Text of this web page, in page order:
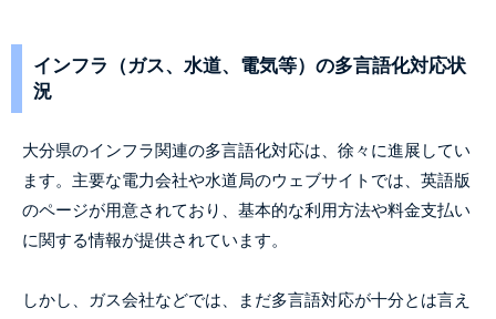
インフラ（ガス、水道、電気等）の多言語化対応状
況
大分県のインフラ関連の多言語化対応は、徐々に進展してい
ます。主要な電力会社や水道局のウェブサイトでは、英語版
のページが用意されており、基本的な利用方法や料金支払い
に関する情報が提供されています。
しかし、ガス会社などでは、まだ多言語対応が十分とは言え